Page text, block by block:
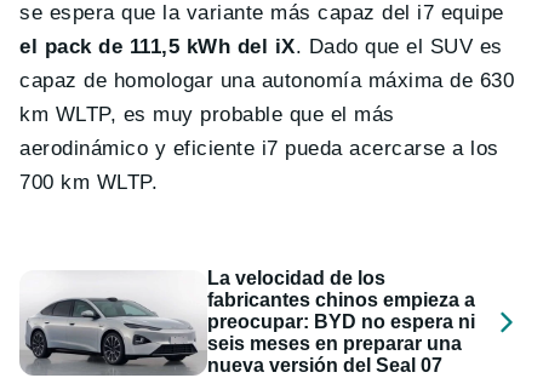
se espera que la variante más capaz del i7 equipe
el pack de 111,5 kWh del iX. Dado que el SUV es
capaz de homologar una autonomía máxima de 630
km WLTP, es muy probable que el más
aerodinámico y eficiente i7 pueda acercarse a los
700 km WLTP.
La velocidad de los
fabricantes chinos empieza a
preocupar: BYD no espera ni
seis meses en preparar una
nueva versión del Seal 07